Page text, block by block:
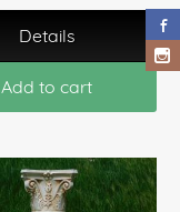
Details
Add to cart